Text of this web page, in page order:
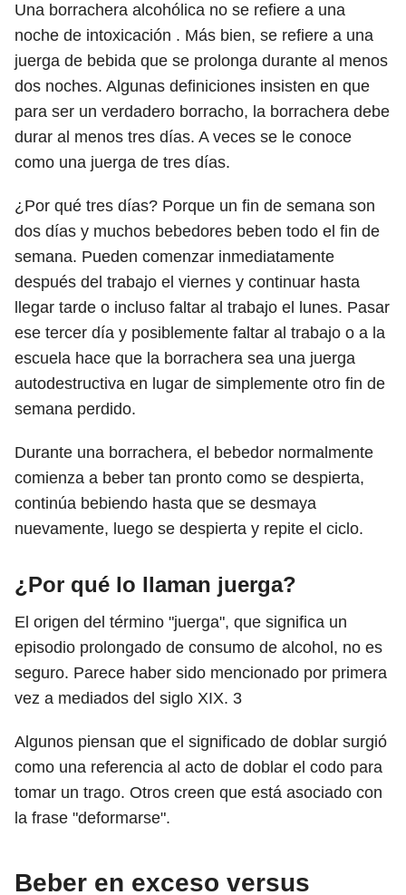
Una borrachera alcohólica no se refiere a una
noche de intoxicación . Más bien, se refiere a una
juerga de bebida que se prolonga durante al menos
dos noches. Algunas definiciones insisten en que
para ser un verdadero borracho, la borrachera debe
durar al menos tres días. A veces se le conoce
como una juerga de tres días.
¿Por qué tres días? Porque un fin de semana son
dos días y muchos bebedores beben todo el fin de
semana. Pueden comenzar inmediatamente
después del trabajo el viernes y continuar hasta
llegar tarde o incluso faltar al trabajo el lunes. Pasar
ese tercer día y posiblemente faltar al trabajo o a la
escuela hace que la borrachera sea una juerga
autodestructiva en lugar de simplemente otro fin de
semana perdido.
Durante una borrachera, el bebedor normalmente
comienza a beber tan pronto como se despierta,
continúa bebiendo hasta que se desmaya
nuevamente, luego se despierta y repite el ciclo.
¿Por qué lo llaman juerga?
El origen del término "juerga", que significa un
episodio prolongado de consumo de alcohol, no es
seguro. Parece haber sido mencionado por primera
vez a mediados del siglo XIX. 3
Algunos piensan que el significado de doblar surgió
como una referencia al acto de doblar el codo para
tomar un trago. Otros creen que está asociado con
la frase "deformarse".
Beber en exceso versus